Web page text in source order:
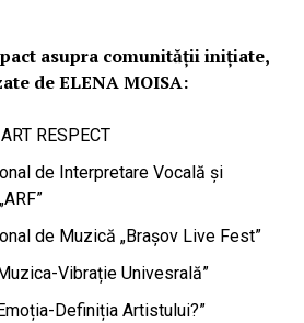
asupra comunității inițiate,
de ELENA MOISA:
RESPECT
de Interpretare Vocală și
de Muzică „Brașov Live Fest”
Vibrație Univesrală”
Definiția Artistului?”